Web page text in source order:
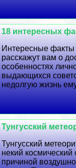
18 интересных
Интересные
расскажут вам о
особенностях
выдающихся
недолгую жизнь
Тунгусский
Тунгусский
некий космический
причиной